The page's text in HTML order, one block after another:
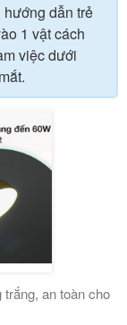
dẫn trẻ
1 vật cách
việc dưới
an toàn cho